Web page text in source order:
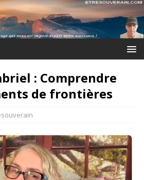
: Comprendre
de frontières